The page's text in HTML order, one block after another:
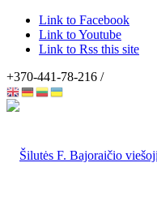
Link to Facebook
Link to Youtube
Link to Rss this site
+370-441-78-216 /